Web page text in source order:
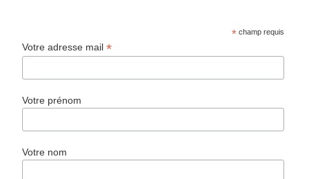
* champ requis
Votre adresse mail*
Votre prénom
Votre nom